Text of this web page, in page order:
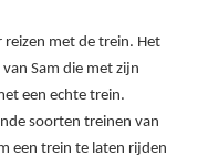
reizen met de trein. Het
Sam die met zijn
een echte trein.
soorten treinen van
een trein te laten rijden